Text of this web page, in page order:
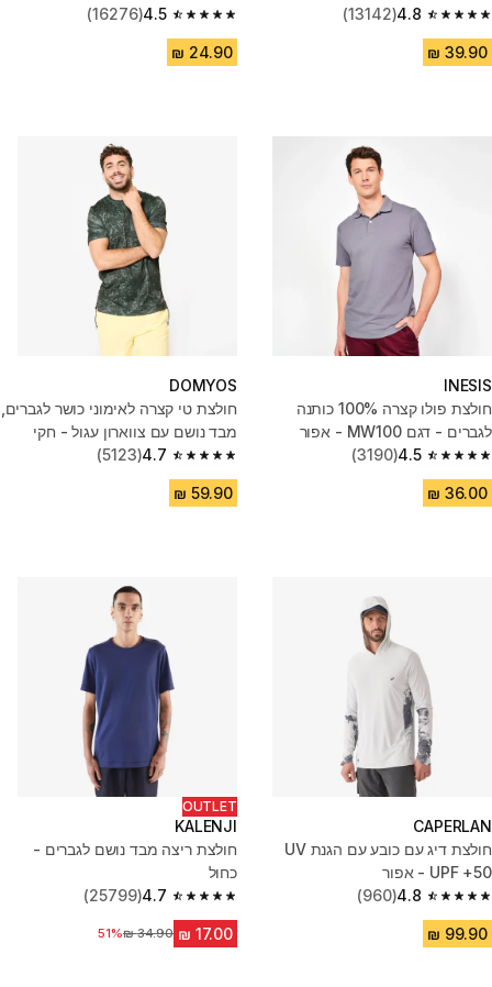
4.8
4.8 out of 5 stars from 13142 reviews
(13142)
4.5
4.5 out of 5 stars from 16276 reviews
(16276)
INESIS
חולצת פולו קצרה 100% כותנה
לגברים - דגם MW100 - אפור
4.5
4.5 out of 5 stars from 3190 reviews
(3190)
DOMYOS
חולצת טי קצרה לאימוני כושר לגברים,
מבד נושם עם צווארון עגול - חקי
4.7
4.7 out of 5 stars from 5123 reviews
(5123)
CAPERLAN
חולצת דיג עם כובע עם הגנת UV
UPF +50 - אפור
4.8
4.8 out of 5 stars from 960 reviews
(960)
OUTLET
KALENJI
חולצת ריצה מבד נושם לגברים -
כחול
4.7
4.7 out of 5 stars from 25799 reviews
(25799)
מחיר לפני הנחה‏34.90 ₪
51%